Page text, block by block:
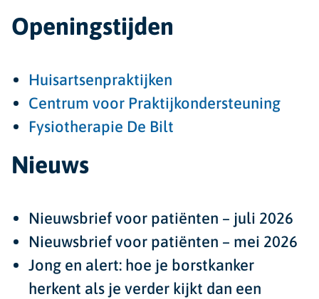
Openingstijden
Huisartsenpraktijken
Centrum voor Praktijkondersteuning
Fysiotherapie De Bilt
Nieuws
Nieuwsbrief voor patiënten – juli 2026
Nieuwsbrief voor patiënten – mei 2026
Jong en alert: hoe je borstkanker
herkent als je verder kijkt dan een